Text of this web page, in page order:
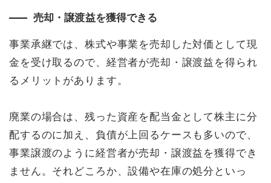
売却・譲渡益を獲得できる
事業承継では、株式や事業を売却した対価として現
金を受け取るので、経営者が売却・譲渡益を得られ
るメリットがあります。
廃業の場合は、残った資産を配当金として株主に分
配するのに加え、負債が上回るケースも多いので、
事業譲渡のように経営者が売却・譲渡益を獲得でき
ません。それどころか、設備や在庫の処分といっ